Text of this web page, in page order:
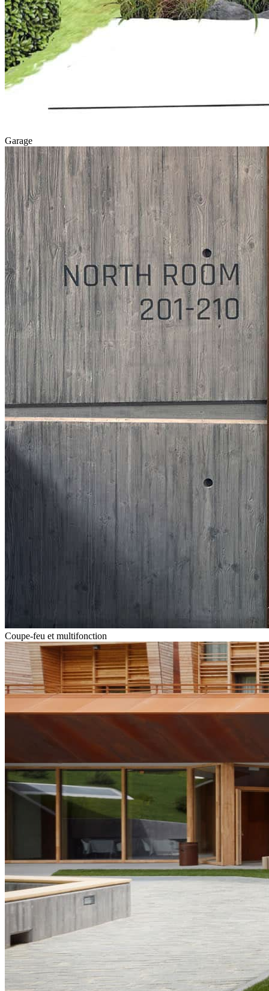
Garage
Coupe-feu et multifonction